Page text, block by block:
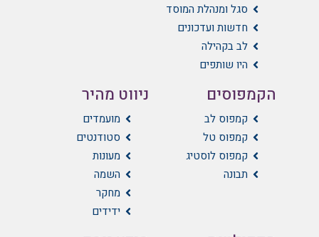
סגל ומנהלת המוסד
חדשות ועדכונים
לב בקהילה
היו שותפים
הקמפוסים
קמפוס לב
קמפוס טל
קמפוס לוסטיג
תבונה
ניווט מהיר
מועמדים
סטודנטים
מעונות
השמה
מחקר
ידידים